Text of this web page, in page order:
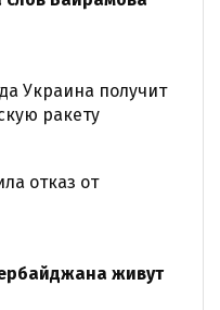
Украина получит
ракету
отказ от
живут